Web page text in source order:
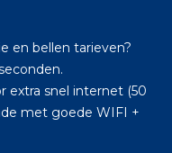
en bellen tarieven?
extra snel internet (50
met goede WIFI +